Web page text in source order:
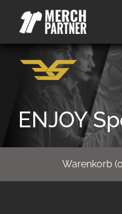
ENJOY
Warenkorb (0